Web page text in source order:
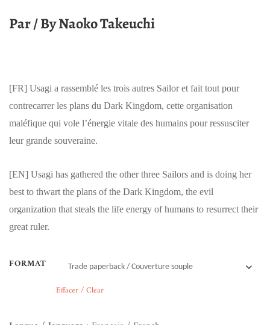
Par / By Naoko Takeuchi
[FR] Usagi a rassemblé les trois autres Sailor et fait tout pour
contrecarrer les plans du Dark Kingdom, cette organisation
maléfique qui vole l’énergie vitale des humains pour ressusciter
leur grande souveraine.
[EN] Usagi has gathered the other three Sailors and is doing her
best to thwart the plans of the Dark Kingdom, the evil
organization that steals the life energy of humans to resurrect their
great ruler.
FORMAT
Effacer / Clear